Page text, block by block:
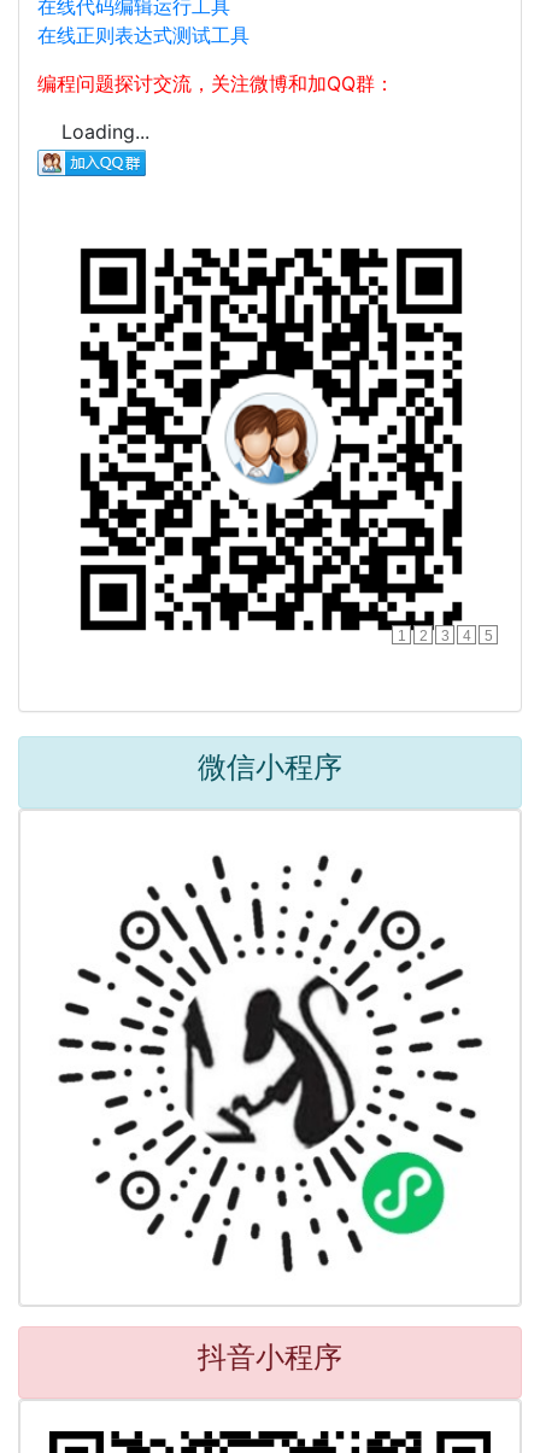
在线代码编辑运行工具
在线正则表达式测试工具
编程问题探讨交流，关注微博和加QQ群：
Loading...
1 2 3 4 5
微信小程序
抖音小程序